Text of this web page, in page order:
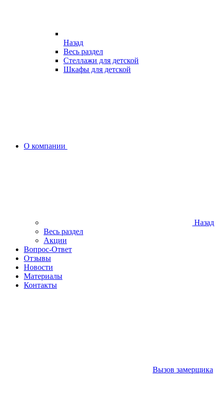
Назад
Весь раздел
Стеллажи для детской
Шкафы для детской
О компании
Назад
Весь раздел
Акции
Вопрос-Ответ
Отзывы
Новости
Материалы
Контакты
Вызов замерщика